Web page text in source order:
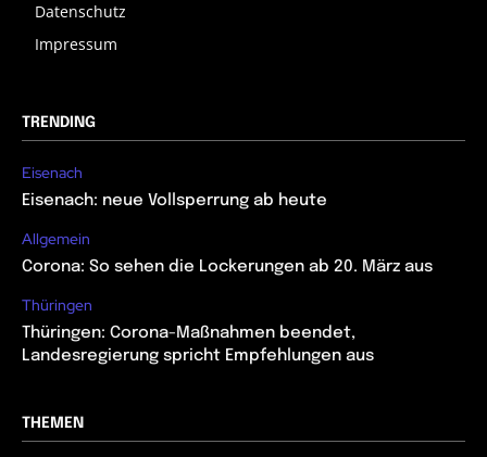
Datenschutz
Impressum
TRENDING
Eisenach
Eisenach: neue Vollsperrung ab heute
Allgemein
Corona: So sehen die Lockerungen ab 20. März aus
Thüringen
Thüringen: Corona-Maßnahmen beendet,
Landesregierung spricht Empfehlungen aus
THEMEN